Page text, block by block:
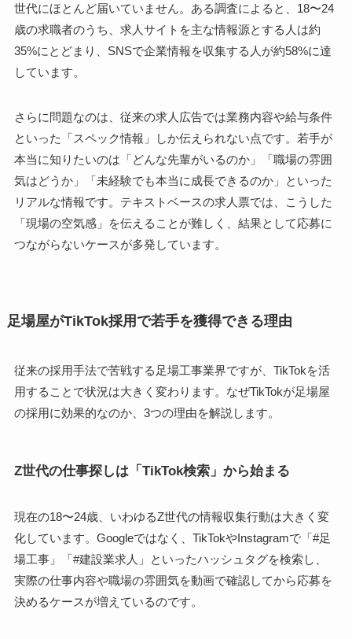
世代にほとんど届いていません。ある調査によると、18〜24
歳の求職者のうち、求人サイトを主な情報源とする人は約
35%にとどまり、SNSで企業情報を収集する人が約58%に達
しています。
さらに問題なのは、従来の求人広告では業務内容や給与条件
といった「スペック情報」しか伝えられない点です。若手が
本当に知りたいのは「どんな先輩がいるのか」「職場の雰囲
気はどうか」「未経験でも本当に成長できるのか」といった
リアルな情報です。テキストベースの求人票では、こうした
「現場の空気感」を伝えることが難しく、結果として応募に
つながらないケースが多発しています。
足場屋がTikTok採用で若手を獲得できる理由
従来の採用手法で苦戦する足場工事業界ですが、TikTokを活
用することで状況は大きく変わります。なぜTikTokが足場屋
の採用に効果的なのか、3つの理由を解説します。
Z世代の仕事探しは「TikTok検索」から始まる
現在の18〜24歳、いわゆるZ世代の情報収集行動は大きく変
化しています。Googleではなく、TikTokやInstagramで「#足
場工事」「#建設業求人」といったハッシュタグを検索し、
実際の仕事内容や職場の雰囲気を動画で確認してから応募を
決めるケースが増えているのです。